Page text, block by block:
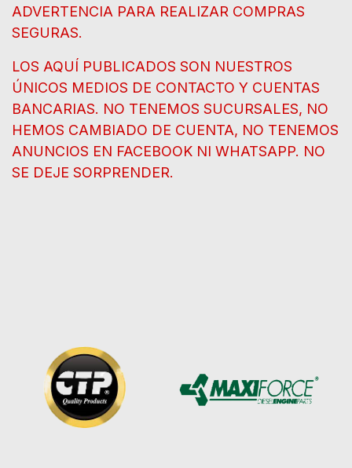
ADVERTENCIA PARA REALIZAR COMPRAS
SEGURAS.
LOS AQUÍ PUBLICADOS SON NUESTROS
ÚNICOS MEDIOS DE CONTACTO Y CUENTAS
BANCARIAS. NO TENEMOS SUCURSALES, NO
HEMOS CAMBIADO DE CUENTA, NO TENEMOS
ANUNCIOS EN FACEBOOK NI WHATSAPP. NO
SE DEJE SORPRENDER.